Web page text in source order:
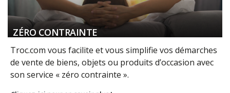
ZÉRO CONTRAINTE
Troc.com vous facilite et vous simplifie vos démarches
de vente de biens, objets ou produits d’occasion avec
son service « zéro contrainte ».